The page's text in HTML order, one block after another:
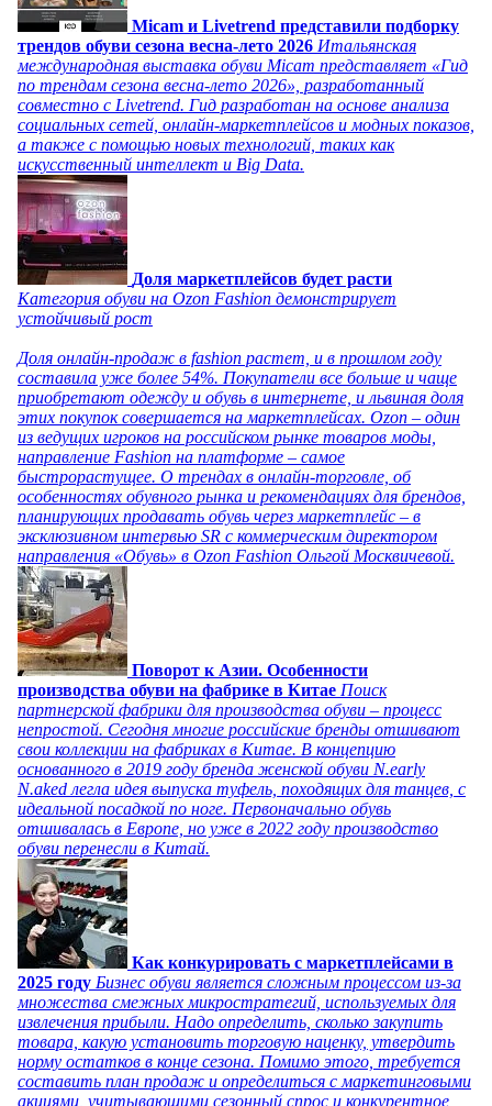
Micam и Livetrend представили подборку
трендов обуви сезона весна-лето 2026 Итальянская
международная выставка обуви Micam представляет «Гид
по трендам сезона весна-лето 2026», разработанный
совместно с Livetrend. Гид разработан на основе анализа
социальных сетей, онлайн-маркетплейсов и модных показов,
а также с помощью новых технологий, таких как
искусственный интеллект и Big Data.
Доля маркетплейсов будет расти
Категория обуви на Ozon Fashion демонстрирует
устойчивый рост
Доля онлайн-продаж в fashion растет, и в прошлом году
составила уже более 54%. Покупатели все больше и чаще
приобретают одежду и обувь в интернете, и львиная доля
этих покупок совершается на маркетплейсах. Ozon – один
из ведущих игроков на российском рынке товаров моды,
направление Fashion на платформе – самое
быстрорастущее. О трендах в онлайн-торговле, об
особенностях обувного рынка и рекомендациях для брендов,
планирующих продавать обувь через маркетплейс – в
эксклюзивном интервью SR с коммерческим директором
направления «Обувь» в Ozon Fashion Ольгой Москвичевой.
Поворот к Азии. Особенности
производства обуви на фабрике в Китае Поиск
партнерской фабрики для производства обуви – процесс
непростой. Сегодня многие российские бренды отшивают
свои коллекции на фабриках в Китае. В концепцию
основанного в 2019 году бренда женской обуви N.early
N.aked легла идея выпуска туфель, походящих для танцев, с
идеальной посадкой по ноге. Первоначально обувь
отшивалась в Европе, но уже в 2022 году производство
обуви перенесли в Китай.
Как конкурировать с маркетплейсами в
2025 году Бизнес обуви является сложным процессом из-за
множества смежных микростратегий, используемых для
извлечения прибыли. Надо определить, сколько закупить
товара, какую установить торговую наценку, утвердить
норму остатков в конце сезона. Помимо этого, требуется
составить план продаж и определиться с маркетинговыми
акциями, учитывающими сезонный спрос и конкурентное